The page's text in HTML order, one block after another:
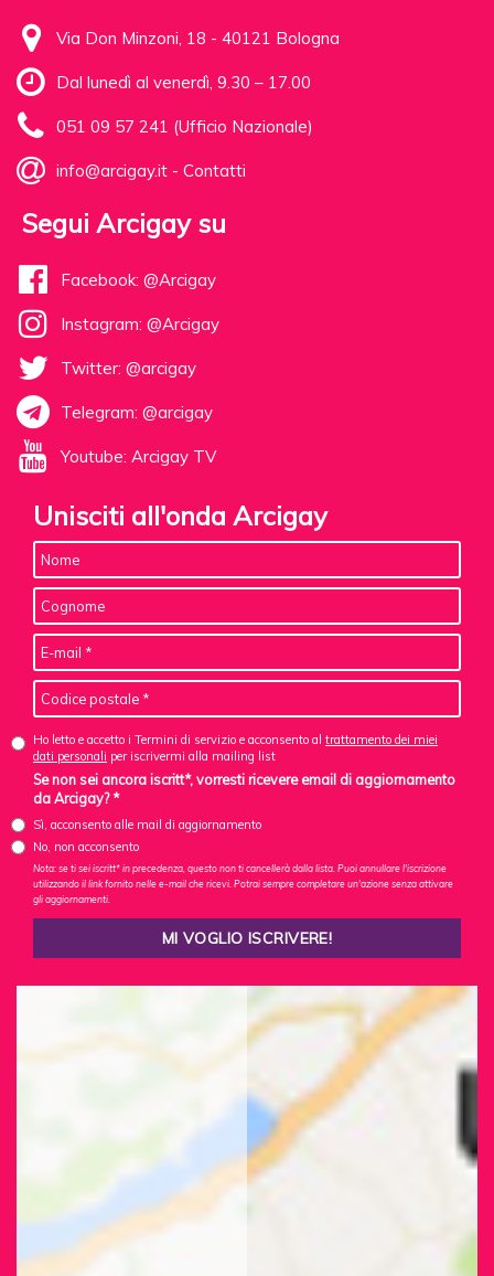
Via Don Minzoni, 18 - 40121 Bologna
Dal lunedì al venerdì, 9.30 – 17.00
051 09 57 241 (Ufficio Nazionale)
info@arcigay.it - Contatti
Segui Arcigay su
Facebook: @Arcigay
Instagram: @Arcigay
Twitter: @arcigay
Telegram: @arcigay
Youtube: Arcigay TV
Unisciti all'onda Arcigay
Ho letto e accetto i Termini di servizio e acconsento al trattamento dei miei
dati personali per iscrivermi alla mailing list
Se non sei ancora iscritt*, vorresti ricevere email di aggiornamento
da Arcigay? *
Sì, acconsento alle mail di aggiornamento
No, non acconsento
Nota: se ti sei iscritt* in precedenza, questo non ti cancellerà dalla lista. Puoi annullare l'iscrizione
utilizzando il link fornito nelle e-mail che ricevi. Potrai sempre completare un'azione senza attivare
gli aggiornamenti.